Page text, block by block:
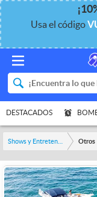
¡
Usa el código
DESTACADOS
Otros